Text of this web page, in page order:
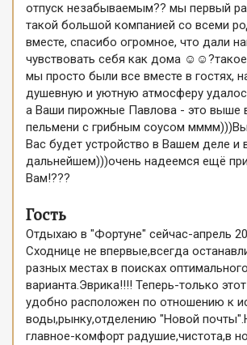
отпуск незабываемым?? мы первый
такой большой компанией со всеми
вместе, спасибо огромное, что дали
чувствовать себя как дома ☺️☺️?такое
мы просто были все вместе в гостях,
душевную и уютную атмосферу
а Ваши пирожные Павлова - это выше
пельмени с грибным соусом мммм)))Вы
Вас будет устройство в Вашем деле и
дальнейшем)))очень надеемся ещё
Вам!???
Гость
Отдыхаю в "Фортуне" сейчас-апрель
Сходнице не впервые,всегда
разных местах в поисках оптимального
варианта.Эврика!!!! Теперь-только
удобно расположен по отношению к
воды,рынку,отделению "Новой
главное-комфорт радушие,чистота,в